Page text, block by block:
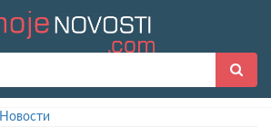
Новости